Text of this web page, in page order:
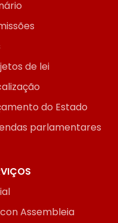
de lei
do Estado
parlamentares
Assembleia